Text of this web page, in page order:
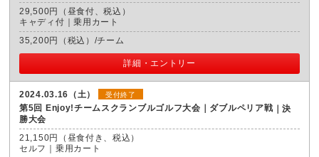
29,500円（昼食付、税込）
キャディ付｜乗用カート
35,200円（税込）/チーム
詳細・エントリー
2024.03.16（土） 受付終了
第5回 Enjoy!チームスクランブルゴルフ大会｜ダブルペリア戦
決
勝大会
21,150円（昼食付き、税込）
セルフ｜乗用カート